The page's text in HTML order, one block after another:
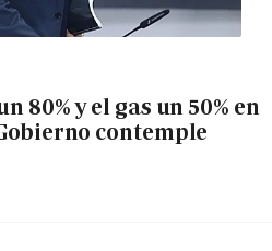
80% y el gas un 50% en
contemple